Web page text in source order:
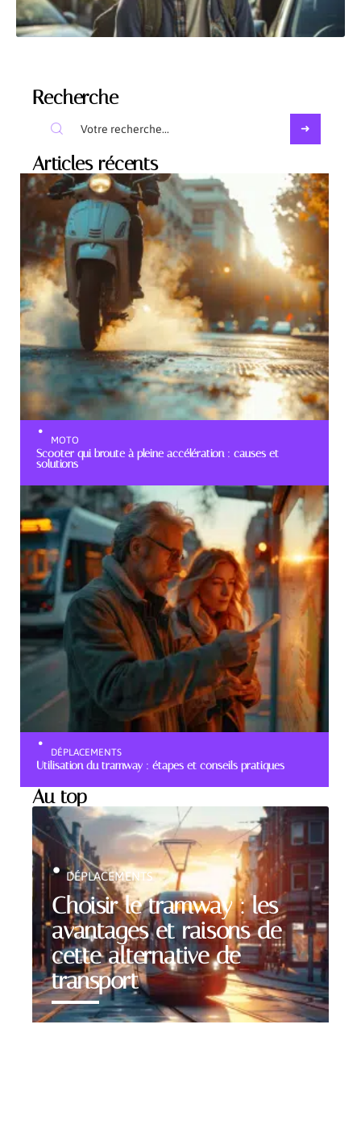
Recherche
Articles récents
MOTO
Scooter qui broute à pleine accélération : causes et
solutions
DÉPLACEMENTS
Utilisation du tramway : étapes et conseils pratiques
Au top
Choisir le tramway : les
avantages et raisons de
cette alternative de
transport
DÉPLACEMENTS